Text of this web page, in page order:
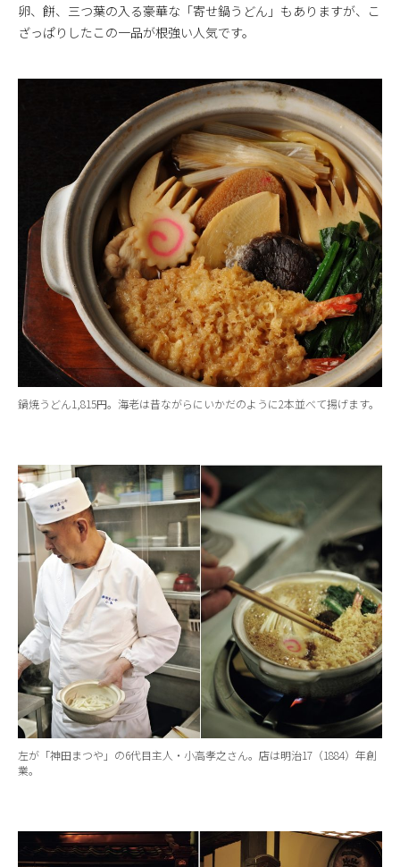
卵、餅、三つ葉の入る豪華な「寄せ鍋うどん」もありますが、こ
ざっぱりしたこの一品が根強い人気です。
鍋焼うどん1,815円。海老は昔ながらにいかだのように2本並べて揚げます。
左が「神田まつや」の6代目主人・小高孝之さん。店は明治17（1884）年創
業。